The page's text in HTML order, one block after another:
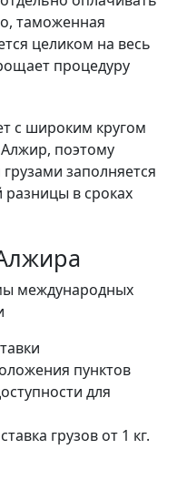
таможенная
целиком на весь
процедуру
с широким кругом
поэтому
заполняется
в сроках
международных
пунктов
для
грузов от 1 кг.